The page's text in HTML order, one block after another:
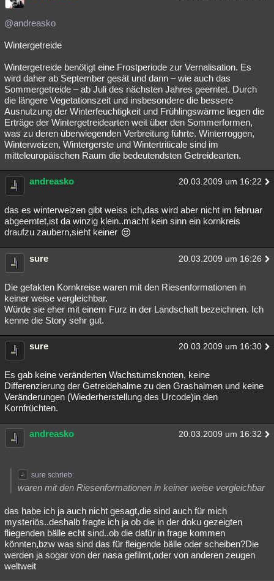
@andreasko
Wintergetreide
Wintergetreide benötigt eine Frostperiode zur Vernalisation. Es
wird daher ab September gesät und dann – wie auch das
Sommergetreide – ab Juli des nächsten Jahres geerntet. Durch
die längere Vegetationszeit und insbesondere die bessere
Ausnutzung der Winterfeuchtigkeit und Frühlingswärme liegen die
Erträge der Wintergetreidearten weit über den Sommerformen,
was zu deren überwiegenden Verbreitung führte. Winterroggen,
Winterweizen, Wintergerste und Wintertriticale sind im
mitteleuropäischen Raum die bedeutendsten Getreidearten.
andreasko 20.03.2009 um 16:22
das es winterweizen gibt weiss ich,das wird aber nicht im februar
abgeerntet,ist da winzig klein..macht kein sinn ein kornkreis
draufzu zaubern,sieht keiner
sure 20.03.2009 um 16:26
Die gefakten Kornkreise waren mit den Riesenformationen in
keiner weise vergleichbar.
Würde sie eher mit einem Furz in der Landschaft bezeichnen. Ich
kenne die Story sehr gut.
sure 20.03.2009 um 16:30
Es gab keine veränderten Wachstumsknoten, keine
Differenzierung der Getreidehalme zu den Grashalmen und keine
Veränderungen (Wiederherstellung des Urcode)in den
Kornfrüchten.
andreasko 20.03.2009 um 16:32
sure schrieb:
waren mit den Riesenformationen in keiner weise vergleichbar
das habe ich ja auch nicht gesagt,die sind auch für mich
mysteriös..deshalb fragte ich ja ob die in der doku gezeigten
fliegenden bälle echt sind..ob die dafür in frage kommen
könnten,bzw was sind das für fleigende bälle oder scheiben?Die
werden ja sogar von der nasa gefilmt,oder von anderen zeugen
weltweit